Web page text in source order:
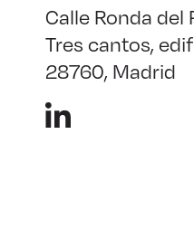
Calle Ronda del
Tres cantos,
28760, Madrid